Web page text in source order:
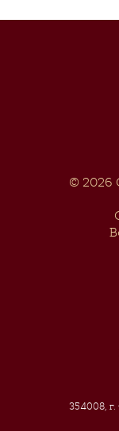
© 2026
354008,